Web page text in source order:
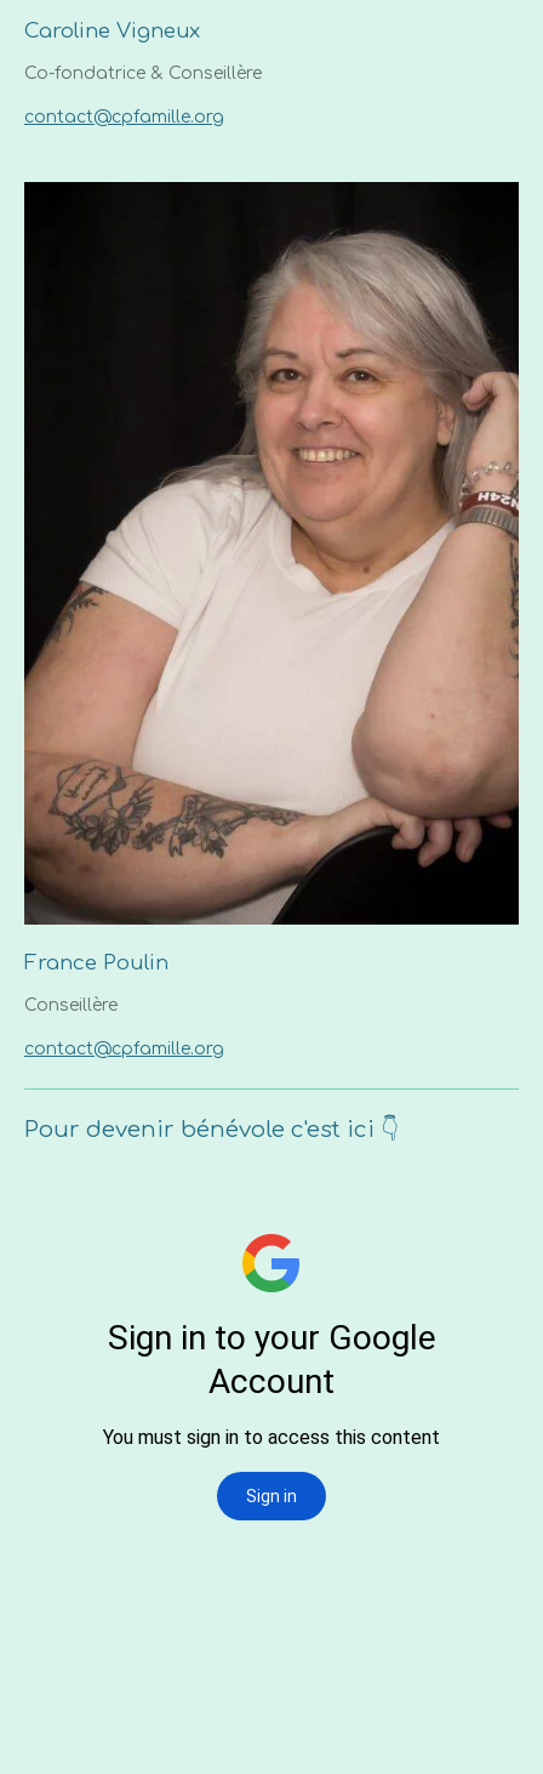
Caroline Vigneux
Co-fondatrice & Conseillère
contact@cpfamille.org
France Poulin
Conseillère
contact@cpfamille.org
Pour devenir bénévole c'est ici 👇